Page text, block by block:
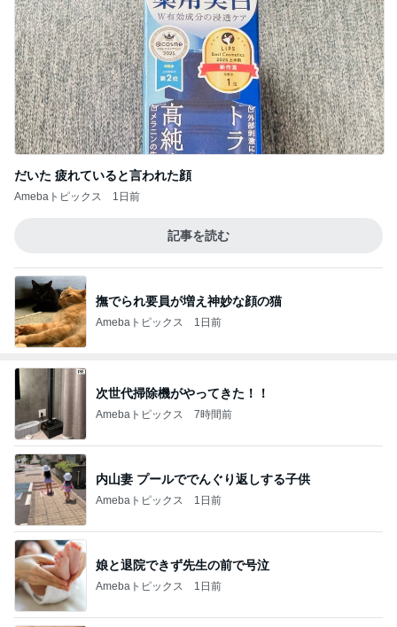
だいた 疲れていると言われた顔
Amebaトピックス 1日前
記事を読む
撫でられ要員が増え神妙な顔の猫
Amebaトピックス 1日前
次世代掃除機がやってきた！！
Amebaトピックス 7時間前
内山妻 プールででんぐり返しする子供
Amebaトピックス 1日前
娘と退院できず先生の前で号泣
Amebaトピックス 1日前